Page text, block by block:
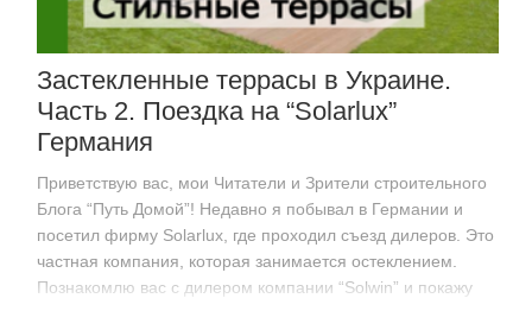
Застекленные террасы в Украине.
Часть 2. Поездка на “Solarlux”
Германия
Приветствую вас, мои Читатели и Зрители строительного
Блога “Путь Домой”! Недавно я побывал в Германии и
посетил фирму Solarlux, где проходил съезд дилеров. Это
частная компания, которая занимается остеклением.
Познакомлю вас с дилером компании “Solwin” и покажу